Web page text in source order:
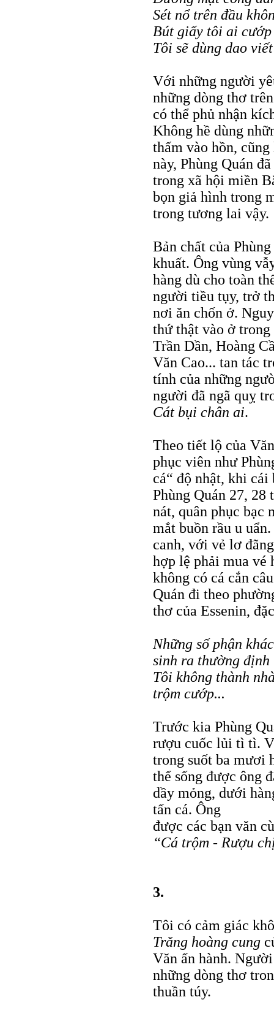
Sét nổ trên đầu
Bút giấy tôi ai
Tôi sẽ dùng dao
Với những người
những dòng thơ
có thể phủ nhận
Không hề dùng
thấm vào hồn,
này, Phùng Quán
trong xã hội miền
bọn giả hình trong
trong tương lai vậy.
Bản chất của
khuất. Ông vùng
hàng dù cho toàn
người tiều tụy, trở
nơi ăn chốn ở.
thứ thật vào ở
Trần Dần, Hoàng
Văn Cao... tan tác
tính của những
người đã ngã quỵ
Cát bụi chân ai.
Theo tiết lộ của
phục viên như
cá“ độ nhật, khi
Phùng Quán 27, 28
nát, quân phục bạc
mắt buồn rầu u
canh, với vẻ lơ
hợp lệ phải mua vé
không có cá cắn
Quán đi theo
thơ của Essenin,
Những số phận
sinh ra thường
Tôi không thành
trộm cướp...
Trước kia Phùng
rượu cuốc lủi tì tì.
trong suốt ba mươi
thể sống được ông
dầy mỏng, dưới
tấn cá. Ông
được các bạn văn
“Cá trộm - Rượu
3.
Tôi có cảm giác
Trăng hoàng cung
Văn ấn hành.
những dòng thơ
thuần túy.